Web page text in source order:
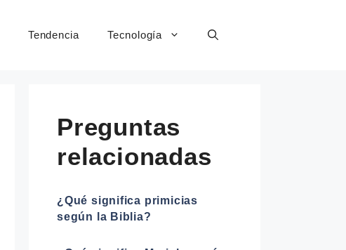
Tendencia Tecnología
Preguntas
relacionadas
¿Qué significa primicias
según la Biblia?